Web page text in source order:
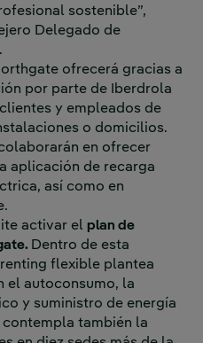
sostenible”,
Delegado de
ofrecerá gracias a
por parte de Iberdrola
y empleados de
o domicilios.
en ofrecer
aplicación de recarga
así como en
activar el plan de
Dentro de esta
flexible plantea
el autoconsumo, la
y suministro de energía
también la